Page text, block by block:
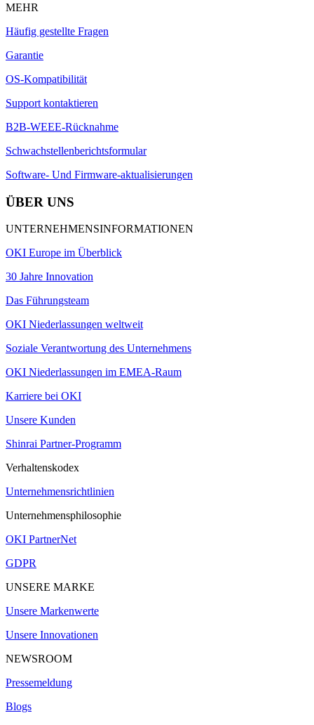
MEHR
Häufig gestellte Fragen
Garantie
OS-Kompatibilität
Support kontaktieren
B2B-WEEE-Rücknahme
Schwachstellenberichtsformular
Software- Und Firmware-aktualisierungen
ÜBER UNS
UNTERNEHMENSINFORMATIONEN
OKI Europe im Überblick
30 Jahre Innovation
Das Führungsteam
OKI Niederlassungen weltweit
Soziale Verantwortung des Unternehmens
OKI Niederlassungen im EMEA-Raum
Karriere bei OKI
Unsere Kunden
Shinrai Partner-Programm
Verhaltenskodex
Unternehmensrichtlinien
Unternehmensphilosophie
OKI PartnerNet
GDPR
UNSERE MARKE
Unsere Markenwerte
Unsere Innovationen
NEWSROOM
Pressemeldung
Blogs